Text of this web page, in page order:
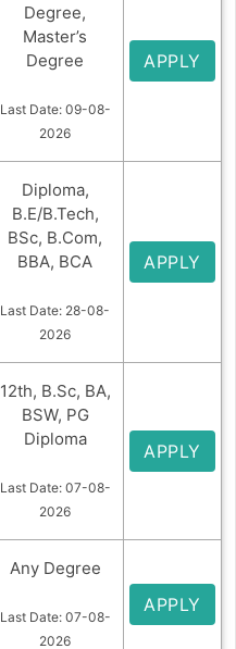
Degree,
Master’s
Degree
Last Date: 09-08-
2026
APPLY
Diploma,
B.E/B.Tech,
BSc, B.Com,
BBA, BCA
Last Date: 28-08-
2026
APPLY
12th, B.Sc, BA,
BSW, PG
Diploma
Last Date: 07-08-
2026
APPLY
Any Degree
Last Date: 07-08-
2026
APPLY